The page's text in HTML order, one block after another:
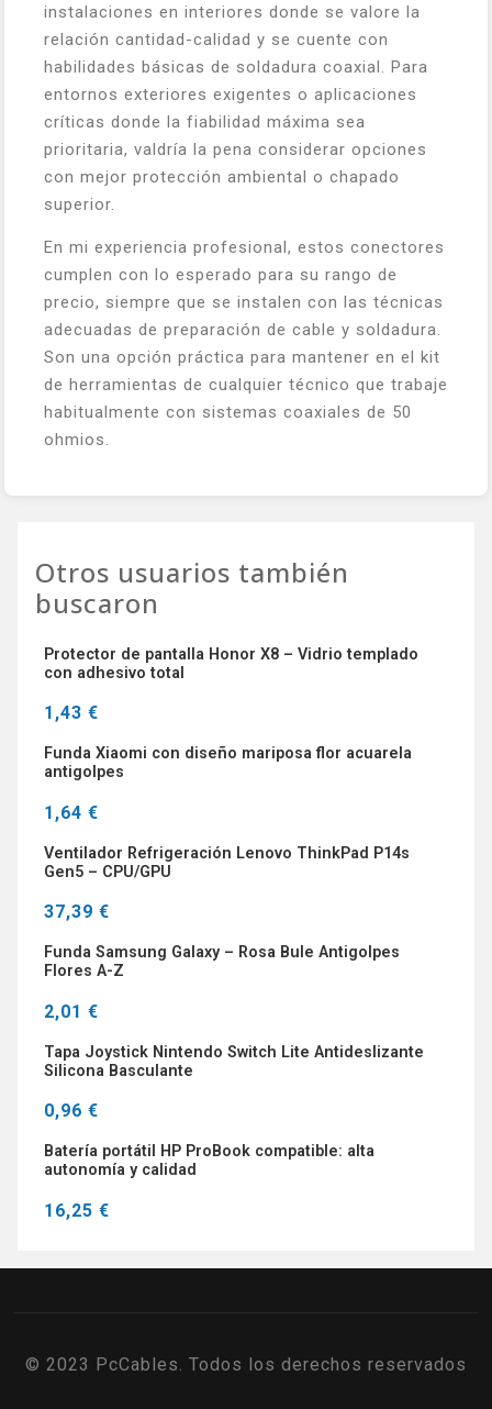
instalaciones en interiores donde se valore la
relación cantidad-calidad y se cuente con
habilidades básicas de soldadura coaxial. Para
entornos exteriores exigentes o aplicaciones
críticas donde la fiabilidad máxima sea
prioritaria, valdría la pena considerar opciones
con mejor protección ambiental o chapado
superior.
En mi experiencia profesional, estos conectores
cumplen con lo esperado para su rango de
precio, siempre que se instalen con las técnicas
adecuadas de preparación de cable y soldadura.
Son una opción práctica para mantener en el kit
de herramientas de cualquier técnico que trabaje
habitualmente con sistemas coaxiales de 50
ohmios.
Otros usuarios también
buscaron
Protector de pantalla Honor X8 – Vidrio templado
con adhesivo total
1,43 €
Funda Xiaomi con diseño mariposa flor acuarela
antigolpes
1,64 €
Ventilador Refrigeración Lenovo ThinkPad P14s
Gen5 – CPU/GPU
37,39 €
Funda Samsung Galaxy – Rosa Bule Antigolpes
Flores A-Z
2,01 €
Tapa Joystick Nintendo Switch Lite Antideslizante
Silicona Basculante
0,96 €
Batería portátil HP ProBook compatible: alta
autonomía y calidad
16,25 €
© 2023 PcCables. Todos los derechos reservados